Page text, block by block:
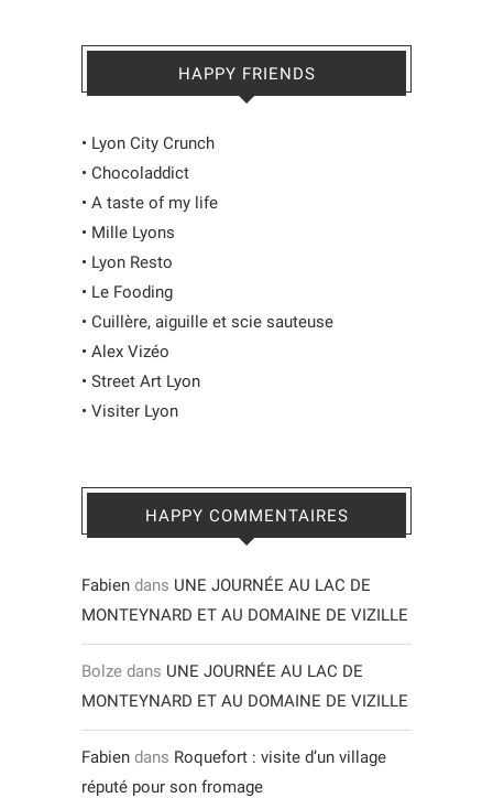
HAPPY FRIENDS
• Lyon City Crunch
• Chocoladdict
• A taste of my life
• Mille Lyons
• Lyon Resto
• Le Fooding
• Cuillère, aiguille et scie sauteuse
• Alex Vizéo
• Street Art Lyon
• Visiter Lyon
HAPPY COMMENTAIRES
Fabien dans UNE JOURNÉE AU LAC DE
MONTEYNARD ET AU DOMAINE DE VIZILLE
Bolze dans UNE JOURNÉE AU LAC DE
MONTEYNARD ET AU DOMAINE DE VIZILLE
Fabien dans Roquefort : visite d’un village
réputé pour son fromage